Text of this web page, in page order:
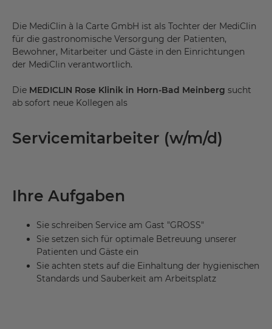
Die MediClin à la Carte GmbH ist als Tochter der MediClin
für die gastronomische Versorgung der Patienten,
Bewohner, Mitarbeiter und Gäste in den Einrichtungen
der MediClin verantwortlich.
Die MEDICLIN Rose Klinik in Horn-Bad Meinberg sucht
ab sofort neue Kollegen als
Servicemitarbeiter (w/m/d)
Ihre Aufgaben
Sie schreiben Service am Gast "GROSS"
Sie setzen sich für optimale Betreuung unserer
Patienten und Gäste ein
Sie achten stets auf die Einhaltung der hygienischen
Standards und Sauberkeit am Arbeitsplatz